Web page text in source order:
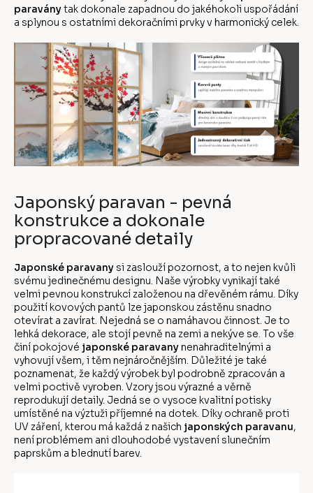
paraványtak dokonale zapadnou do jakéhokoli uspořádání
a splynou s ostatními dekoračními prvky v harmonický celek.
Japonský paravan - pevná
konstrukce a dokonale
propracované detaily
Japonské paravany si zaslouží pozornost, a to nejen kvůli
svému jedinečnému designu. Naše výrobky vynikají také
velmi pevnou konstrukcí založenou na dřevěném rámu. Díky
použití kovových pantů lze japonskou zástěnu snadno
otevírat a zavírat. Nejedná se o namáhavou činnost. Je to
lehká dekorace, ale stojí pevně na zemi a nekýve se. To vše
činí pokojové japonské paravanynenahraditelnými a
vyhovují všem, i těm nejnáročnějším. Důležité je také
poznamenat, že každý výrobek byl podrobně zpracován a
velmi poctivě vyroben. Vzory jsou výrazné a věrně
reprodukují detaily. Jedná se o vysoce kvalitní potisky
umístěné na výztuži příjemné na dotek. Díky ochraně proti
UV záření, kterou má každá z našich japonských paravanu,
není problémem ani dlouhodobé vystavení slunečním
paprskům a blednutí barev.